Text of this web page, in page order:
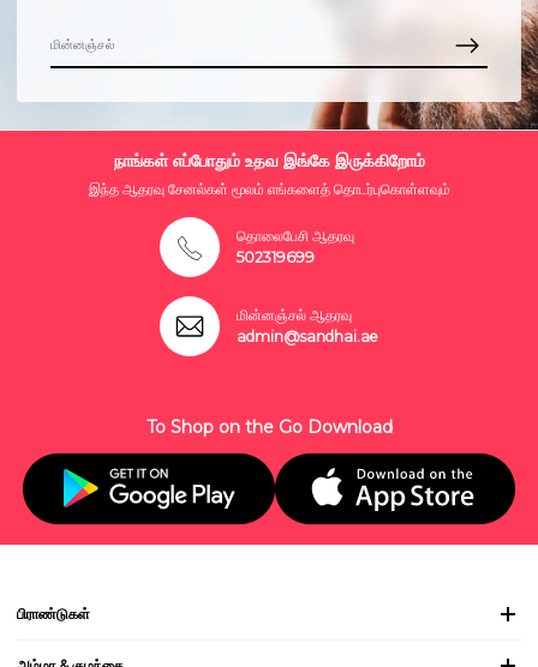
நாங்கள் எப்போதும் உதவ இங்கே இருக்கிறோம்
இந்த ஆதரவு சேனல்கள் மூலம் எங்களைத் தொடர்புகொள்ளவும்
தொலைபேசி ஆதரவு
502319699
மின்னஞ்சல் ஆதரவு
admin@sandhai.ae
To Shop on the Go Download
பிராண்டுகள்